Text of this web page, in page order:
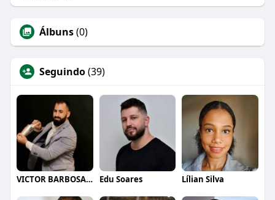
Álbuns(0)
Seguindo(39)
VICTOR BARBOSA QUARANTA Edu Soares Lílian Silva